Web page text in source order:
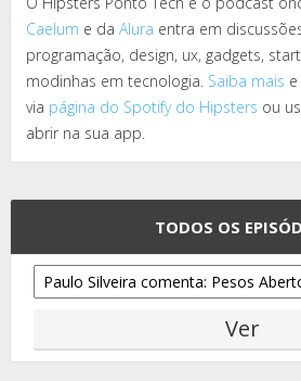
Caelum e da Alura entra em
programação, design, ux, gadgets,
modinhas em tecnologia. Saiba mais
via página do Spotify do Hipsters ou
abrir na sua app.
TODOS OS